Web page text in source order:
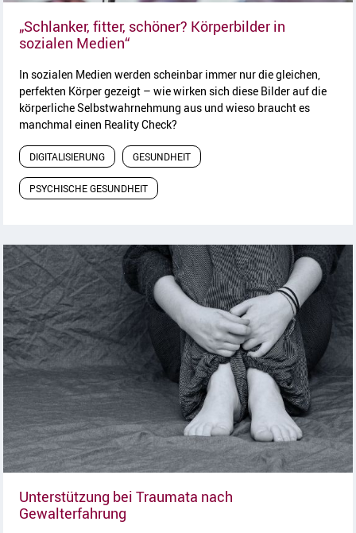
„Schlanker, fitter, schöner? Körperbilder in
sozialen Medien“
In sozialen Medien werden scheinbar immer nur die gleichen,
perfekten Körper gezeigt – wie wirken sich diese Bilder auf die
körperliche Selbstwahrnehmung aus und wieso braucht es
manchmal einen Reality Check?
DIGITALISIERUNG GESUNDHEIT
PSYCHISCHE GESUNDHEIT
Unterstützung bei Traumata nach
Gewalterfahrung